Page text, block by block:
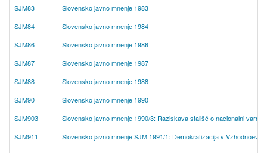
SJM83
Slovensko javno mnenje 1983
SJM84
Slovensko javno mnenje 1984
SJM86
Slovensko javno mnenje 1986
SJM87
Slovensko javno mnenje 1987
SJM88
Slovensko javno mnenje 1988
SJM90
Slovensko javno mnenje 1990
SJM903
Slovensko javno mnenje 1990/3: Raziskava stališč o nacionalni
SJM911
Slovensko javno mnenje SJM 1991/1: Demokratizacija v